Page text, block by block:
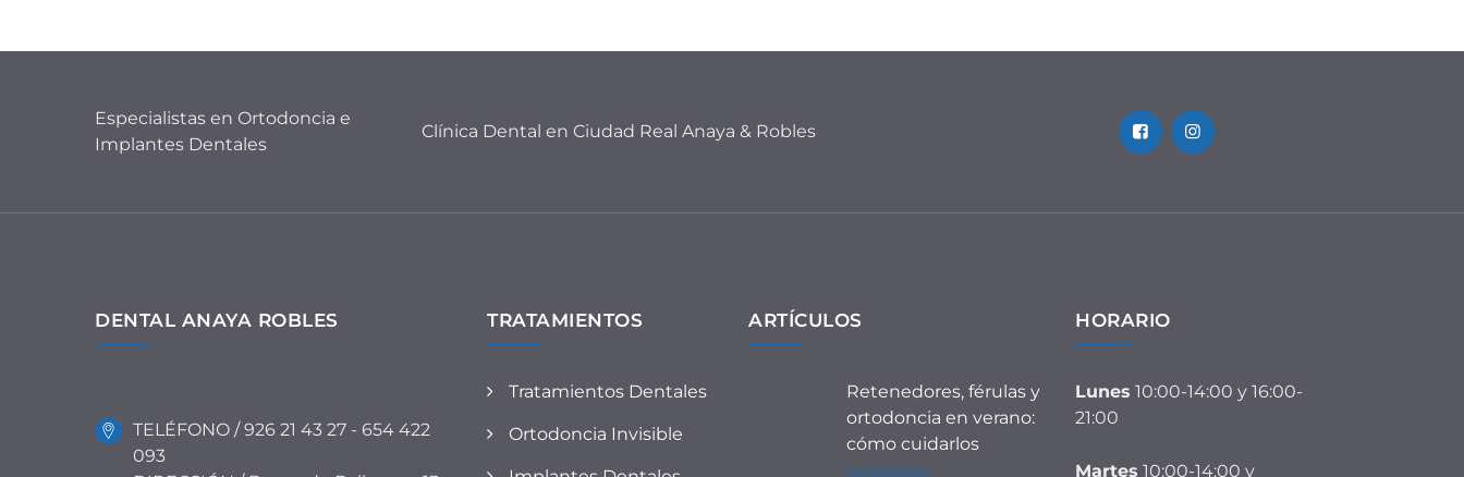
Especialistas en Ortodoncia e
Implantes Dentales
Clínica Dental en Ciudad Real Anaya & Robles
DENTAL ANAYA ROBLES
TELÉFONO / 926 21 43 27 - 654 422
093
TRATAMIENTOS
Tratamientos Dentales
Ortodoncia Invisible
ARTÍCULOS
Retenedores, férulas y
ortodoncia en verano:
cómo cuidarlos
03/08/2026
HORARIO
Lunes 10:00-14:00 y 16:00-
21:00
Martes 10:00-14:00 y